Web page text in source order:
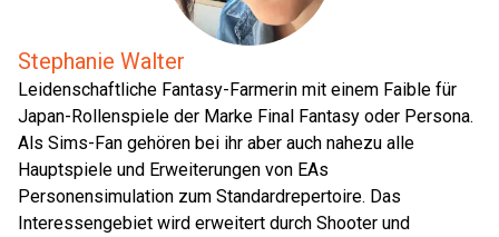
Stephanie Walter
Leidenschaftliche Fantasy-Farmerin mit einem Faible für
Japan-Rollenspiele der Marke Final Fantasy oder Persona.
Als Sims-Fan gehören bei ihr aber auch nahezu alle
Hauptspiele und Erweiterungen von EAs
Personensimulation zum Standardrepertoire. Das
Interessengebiet wird erweitert durch Shooter und